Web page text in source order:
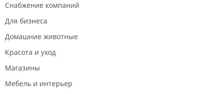
Снабжение компаний
Для бизнеса
Домашние животные
Красота и уход
Магазины
Мебель и интерьер